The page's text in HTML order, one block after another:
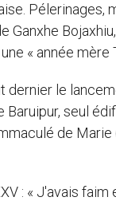
Pélerinages,
Ganxhe
« année mère
dernier le
seul
de Marie
: « J'avais faim